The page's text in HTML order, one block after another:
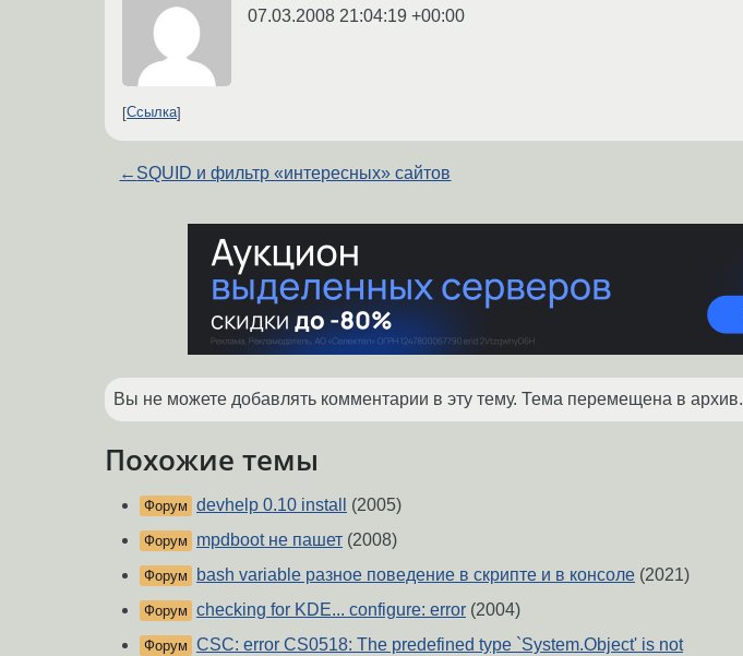
07.03.2008 21:04:19 +00:00
Ссылка
← SQUID и фильтр «интересных» сайтов
Вы не можете добавлять комментарии в эту тему. Тема перемещена в архив.
Похожие темы
Форум devhelp 0.10 install (2005)
Форум mpdboot не пашет (2008)
Форум bash variable разное поведение в скрипте и в консоле (2021)
Форум checking for KDE... configure: error (2004)
Форум CSC: error CS0518: The predefined type `System.Object' is not